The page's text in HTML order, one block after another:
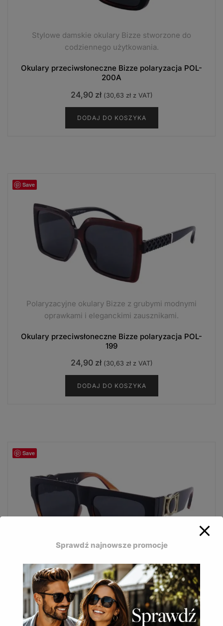
Stylowe damskie okulary Bizze stworzone do
codziennego użytkowania.
Okulary przeciwsłoneczne Bizze polaryzacja POL-
200A
24,90 zł (30,63 złz VAT)
DODAJ DO KOSZYKA
Save
Polaryzacyjne okulary Bizze z grubymi modnymi
oprawkami i eleganckimi zausznikami.
Okulary przeciwsłoneczne Bizze polaryzacja POL-
199
24,90 zł (30,63 złz VAT)
DODAJ DO KOSZYKA
Save
Bizze Polaryzacja to modne okulary z ciemnymi
oprawkami i kobiecym stylem.
Okulary przeciwsłoneczne Bizze polaryzacja POL-
197A
Sprawdź najnowsze promocje